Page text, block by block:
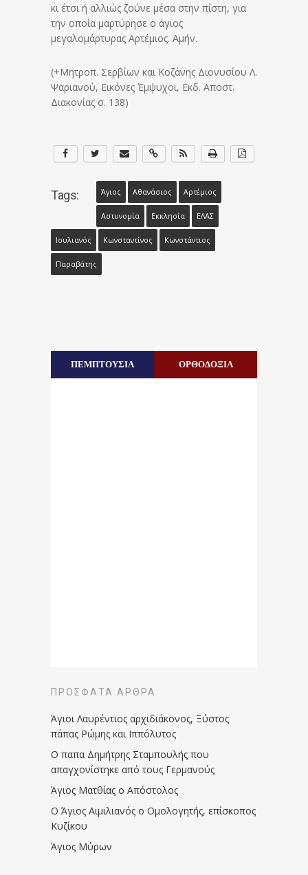
κι έτσι ή αλλιώς ζούνε μέσα στην πίστη, για
την οποία μαρτύρησε ο άγιος
μεγαλομάρτυρας Αρτέμιος. Αμήν.
(+Μητροπ. Σερβίων και Κοζάνης Διονυσίου Λ.
Ψαριανού, Εικόνες Έμψυχοι, Εκδ. Αποστ.
Διακονίας σ. 138)
Tags: Άγιος Αθανάσιος Αρτέμιος
Αστυνομία Εκκλησία ΕΛΑΣ
Ιουλιανός Κωνσταντίνος Κωνστάντιος
Παραβάτης
ΠΕΜΠΤΟΥΣΙΑ ΟΡΘΟΔΟΞΙΑ
ΠΡΌΣΦΑΤΑ ΆΡΘΡΑ
Άγιοι Λαυρέντιος αρχιδιάκονος, Ξύστος
πάπας Ρώμης και Ιππόλυτος
Ο παπα Δημήτρης Σταμπουλής που
απαγχονίστηκε από τους Γερμανούς
Άγιος Ματθίας ο Απόστολος
Ο Άγιος Αιμιλιανός ο Ομολογητής, επίσκοπος
Κυζίκου
Άγιος Μύρων